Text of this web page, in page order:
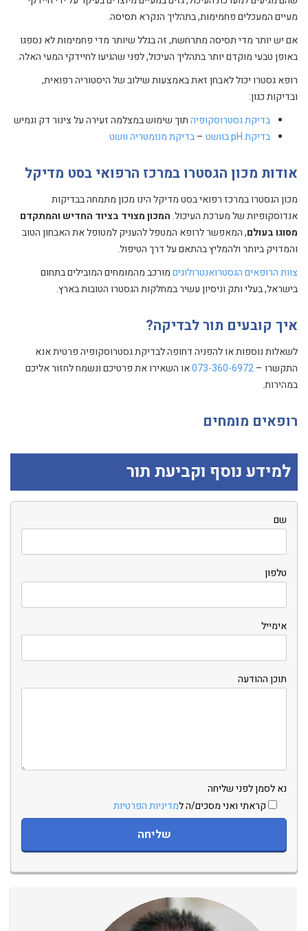
מעיים המעכלים פחמימות, בתהליך הנקרא תסיסה.
אם יש יותר מדי תסיסה מתרחשת, זה בגלל שיותר מדי פחמימות לא נספגו
באופן טבעי מוקדם יותר בתהליך העיכול, לפני שהגיעו לחיידקי המעי האלה.
רופא גסטרו יכול לאבחן זאת באמצעות שילוב של היסטוריה רפואית,
ובדיקות כגון:
בדיקת גסטרוסקופיהתוך שימוש במצלמה זעירה על צינור דק וגמיש
בדיקת pH בוושט
–בדיקת מנומטריה וושט
אודות מכון הגסטרו במרכז הרפואי בסט מדיקל
מכון הגסטרו במרכז רפואי בסט מדיקל הינו מכון מתמחה בבדיקות
אנדוסקופיות של מערכת העיכול.המכון מצויד בציוד החדיש והמתקדם
מסוגו בעולם, המאפשר לרופא המטפל להעניק למטופל את האבחון הטוב
והמדויק ביותר ולהמליץ בהתאם על דרך הטיפול.
צוות הרופאים הגסטרואנטרולוגיםמורכב מהמומחים המובילים בתחום
בישראל, בעלי ותק וניסיון עשיר במחלקות הגסטרו הטובות בארץ.
איך קובעים תור לבדיקה?
לשאלות נוספות או להפניה דחופה לבדיקת גסטרוסקופיה פרטית אנא
התקשרו –073-360-6972או השאירו את פרטיכם ונשמח לחזור אליכם
במהירות.
רופאים מומחים
למידע נוסף וקביעת תור
שם
טלפון
אימייל
תוכן ההודעה
נא לסמן לפני שליחה
קראתי ואני מסכים/ה למדיניות הפרטיות